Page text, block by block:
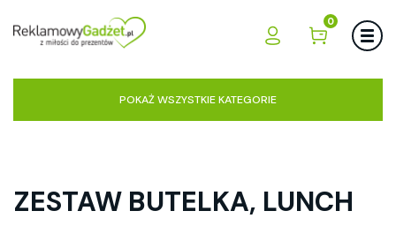
0
POKAŻ WSZYSTKIE KATEGORIE
ZESTAW BUTELKA, LUNCH